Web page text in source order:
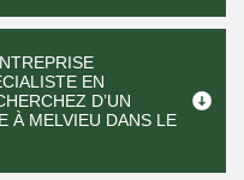
EN
D’UN
À MELVIEU DANS LE